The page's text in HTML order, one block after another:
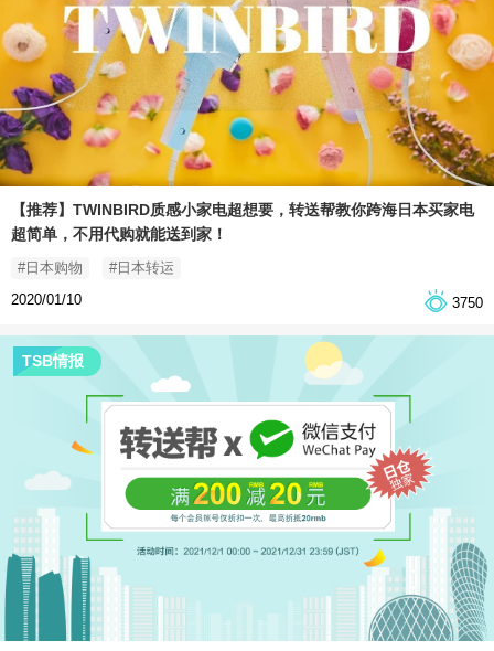
【推荐】TWINBIRD质感小家电超想要，转送帮教你跨海日本买家电
超简单，不用代购就能送到家！
#日本购物
#日本转运
2020/01/10
3750
TSB情报